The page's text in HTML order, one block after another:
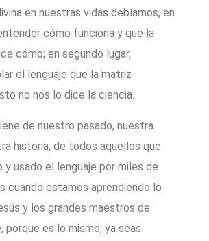
en nuestras vidas debíamos, en
cómo funciona y que la
cómo; en segundo lugar,
el lenguaje que la matriz
no nos lo dice la ciencia.
de nuestro pasado, nuestra
historia, de todos aquellos que
y usado el lenguaje por miles de
cuando estamos aprendiendo lo
y los grandes maestros de
porque es lo mismo, ya seas